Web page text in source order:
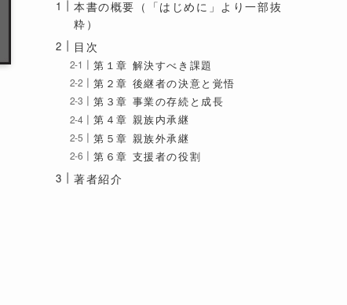
本書の概要（「はじめに」より一部抜
粋）
目次
第１章 解決すべき課題
第２章 後継者の決意と覚悟
第３章 事業の存続と成長
第４章 親族内承継
第５章 親族外承継
第６章 支援者の役割
著者紹介